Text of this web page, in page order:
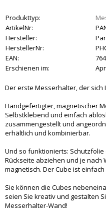
Produkttyp:
ArtikelNr:
Hersteller:
HerstellerNr:
EAN:
Erschienen im:
Der erste Messerhalter, der sich
Handgefertigter, magnetischer
Selbstklebend und einfach
zusammengestellt und
erhältlich und kombinierbar.
Und so funktionierts:
Rückseite abziehen und je nach
magnetisch. Der Cube ist
Sie können die Cubes
seien Sie kreativ und gestalten
Messerhalter-Wand!